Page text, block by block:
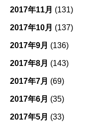
2017年11月 (131)
2017年10月 (137)
2017年9月 (136)
2017年8月 (143)
2017年7月 (69)
2017年6月 (35)
2017年5月 (33)